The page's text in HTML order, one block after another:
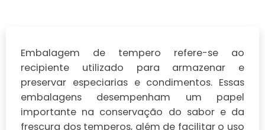
Embalagem de tempero refere-se ao
recipiente utilizado para armazenar e
preservar especiarias e condimentos. Essas
embalagens desempenham um papel
importante na conservação do sabor e da
frescura dos temperos, além de facilitar o uso